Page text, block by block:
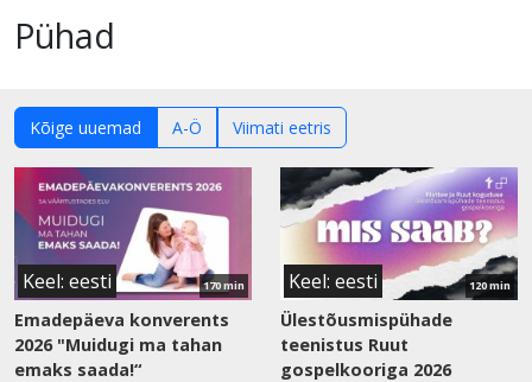
Pühad
Kõige uuemad A-Ö Viimati eetris
Vaata
saadet
170 min
Keel: eesti
Emadepäeva konverents
2026 "Muidugi ma tahan
emaks saada!“
Vaata
saadet
120 min
Keel: eesti
Ülestõusmispühade
teenistus Ruut
gospelkooriga 2026